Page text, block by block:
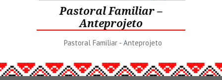
Pastoral Familiar –
Anteprojeto
Pastoral Familiar - Anteprojeto